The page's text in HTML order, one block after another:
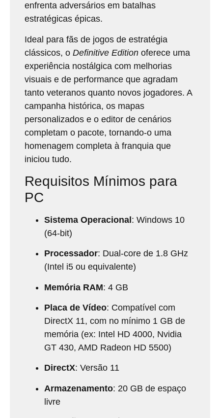
enfrenta adversários em batalhas
estratégicas épicas.
Ideal para fãs de jogos de estratégia
clássicos, o Definitive Edition oferece uma
experiência nostálgica com melhorias
visuais e de performance que agradam
tanto veteranos quanto novos jogadores. A
campanha histórica, os mapas
personalizados e o editor de cenários
completam o pacote, tornando-o uma
homenagem completa à franquia que
iniciou tudo.
Requisitos Mínimos para
PC
Sistema Operacional: Windows 10
(64-bit)
Processador: Dual-core de 1.8 GHz
(Intel i5 ou equivalente)
Memória RAM: 4 GB
Placa de Vídeo: Compatível com
DirectX 11, com no mínimo 1 GB de
memória (ex: Intel HD 4000, Nvidia
GT 430, AMD Radeon HD 5500)
DirectX: Versão 11
Armazenamento: 20 GB de espaço
livre